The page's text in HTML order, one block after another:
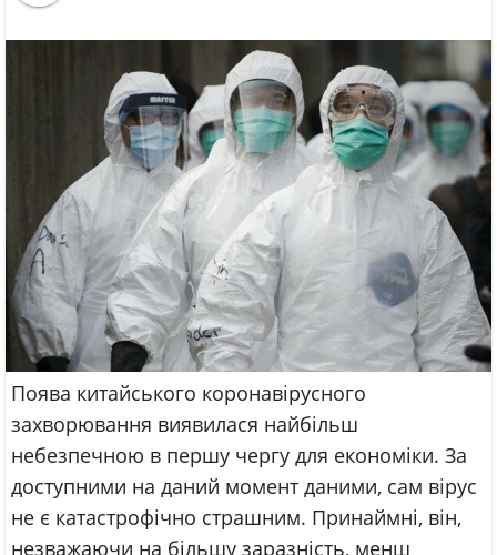
Поява китайського коронавірусного
захворювання виявилася найбільш
небезпечною в першу чергу для економіки. За
доступними на даний момент даними, сам вірус
не є катастрофічно страшним. Принаймні, він,
незважаючи на більшу заразність, менш